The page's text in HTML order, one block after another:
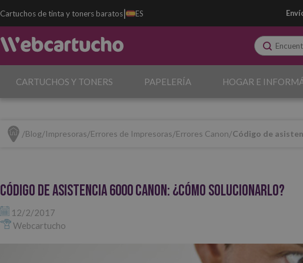
Cartuchos de tinta y toners baratos| ES
CARTUCHOS Y TONERS PAPELERÍA HOGAR E
Blog Impresoras Errores de Impresoras Errores Canon Código de
Código de asistencia 6000 Canon: ¿cómo solucionarlo?
12/2/2017
Webcartucho